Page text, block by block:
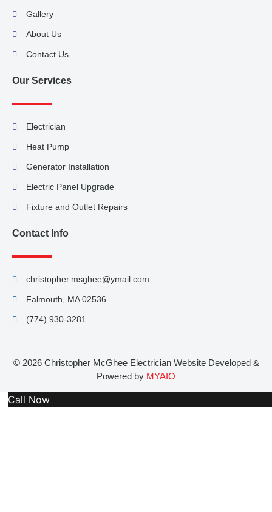
Gallery
About Us
Contact Us
Our Services
Electrician
Heat Pump
Generator Installation
Electric Panel Upgrade
Fixture and Outlet Repairs
Contact Info
christopher.msghee@ymail.com
Falmouth, MA 02536
(774) 930-3281
© 2026 Christopher McGhee Electrician Website Developed &
Powered by MYAIO
Call Now